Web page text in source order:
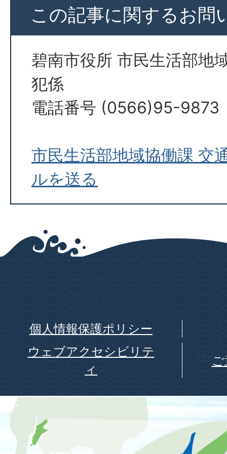
この記事に関するお問
碧南市役所 市民生活部地
犯係
電話番号 (0566)95-9873
市民生活部地域協働課 交
ルを送る
個人情報保護ポリシー
ウェブアクセシビリテ
ィ